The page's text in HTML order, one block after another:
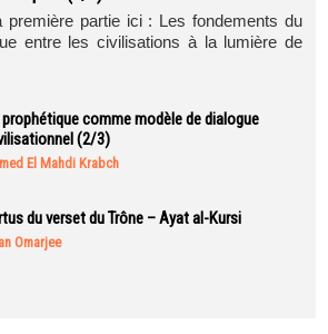
première partie ici : Les fondements du
entre les civilisations à la lumière de
prophétique comme modèle de dialogue
(2/3)
El Mahdi Krabch
du verset du Trône – Ayat al-Kursi
Omarjee